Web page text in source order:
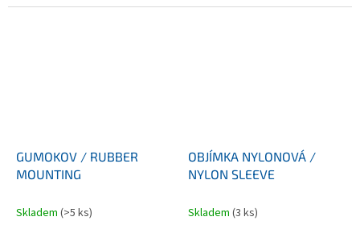
GUMOKOV / RUBBER
MOUNTING
Skladem (>5 ks)
OBJÍMKA NYLONOVÁ /
NYLON SLEEVE
Skladem (3 ks)